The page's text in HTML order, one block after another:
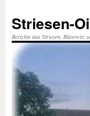
springen
Striesen-
Berichte aus Striesen, Blasewitz